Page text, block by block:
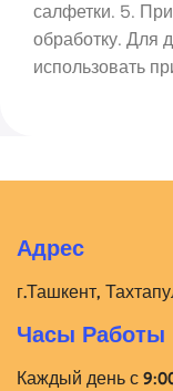
салфетки. 5.
обработку. Для
использовать
Адрес
г.Ташкент,
Часы Работы
Каждый день с